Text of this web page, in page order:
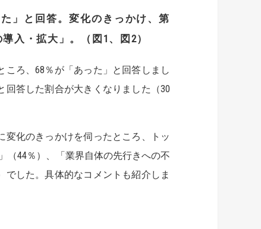
」と回答。 変化のきっかけ、第
入・拡大」 。 （ 図 1 、図 2）
ころ、68％が「あった」と回答しまし
答した割合が大きくなりました（30
変化のきっかけを伺ったところ、トッ
（44％）、「業界自体の先行きへの不
した。具体的なコメントも紹介しま